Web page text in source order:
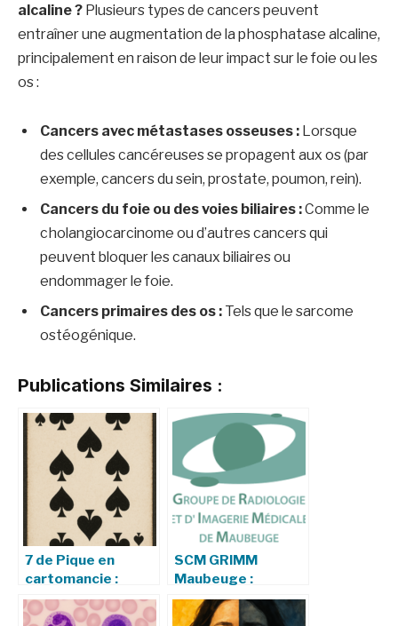
alcaline ? Plusieurs types de cancers peuvent
entraîner une augmentation de la phosphatase alcaline,
principalement en raison de leur impact sur le foie ou les
os :
Cancers avec métastases osseuses : Lorsque
des cellules cancéreuses se propagent aux os (par
exemple, cancers du sein, prostate, poumon, rein).
Cancers du foie ou des voies biliaires :Comme le
cholangiocarcinome ou d’autres cancers qui
peuvent bloquer les canaux biliaires ou
endommager le foie.
Cancers primaires des os : Tels que le sarcome
ostéogénique.
Publications Similaires :
7 de Pique en
cartomancie :
significations et
interprétations
SCM GRIMM
Maubeuge :
Excellence en
Imagerie Médicale​